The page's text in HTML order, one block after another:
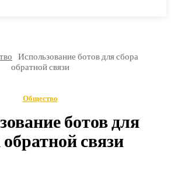
Использование ботов для сбора
обратной связи
Общество
ботов для
обратной связи